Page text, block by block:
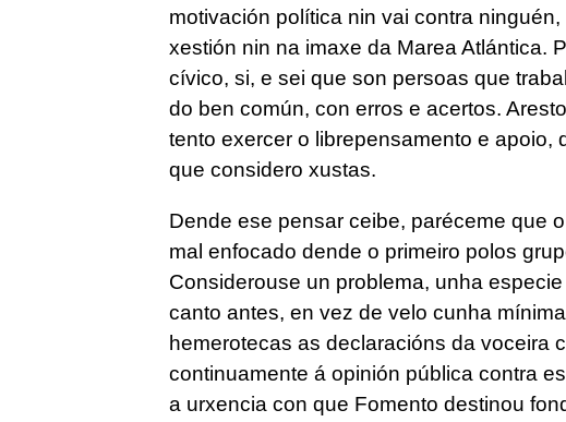
motivación política nin vai contra
xestión nin na imaxe da Marea Atlántica.
cívico, si, e sei que son persoas que
do ben común, con erros e acertos.
tento exercer o librepensamento e apoio,
que considero xustas.
Dende ese pensar ceibe, paréceme que
mal enfocado dende o primeiro polos
Considerouse un problema, unha
canto antes, en vez de velo cunha
hemerotecas as declaracións da voceira
continuamente á opinión pública contra
a urxencia con que Fomento destinou